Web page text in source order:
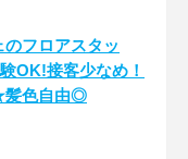
のフロアスタッ
OK!接客少なめ！
髪色自由◎